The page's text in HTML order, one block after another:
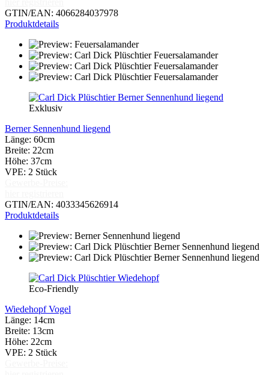
GTIN/EAN: 4066284037978
Produktdetails
Exklusiv
Berner Sennenhund liegend
Länge: 60cm
Breite: 22cm
Höhe: 37cm
VPE: 2 Stück
GTIN/EAN: 4033345626914
Produktdetails
Eco-Friendly
Wiedehopf Vogel
Länge: 14cm
Breite: 13cm
Höhe: 22cm
VPE: 2 Stück